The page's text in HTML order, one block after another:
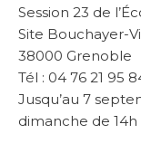
Session 23 de
Site Bouchayer-
38000 Grenoble
Tél : 04 76 21 95
Jusqu’au 7
dimanche de 14h